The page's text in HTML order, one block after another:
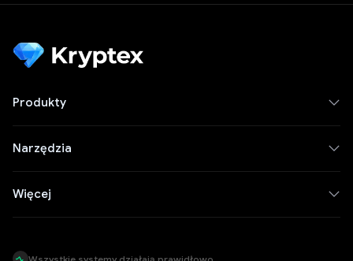
Produkty
Narzędzia
Więcej
Wszystkie systemy działają prawidłowo